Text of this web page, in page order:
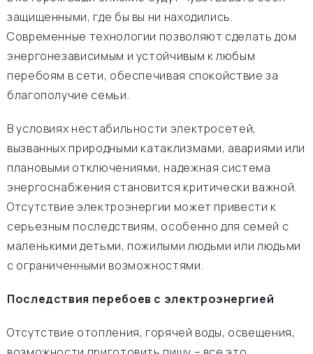
защищенными, где бы вы ни находились.
Современные технологии позволяют сделать дом
энергонезависимым и устойчивым к любым
перебоям в сети, обеспечивая спокойствие за
благополучие семьи.
В условиях нестабильности электросетей,
вызванных природными катаклизмами, авариями или
плановыми отключениями, надежная система
энергоснабжения становится критически важной.
Отсутствие электроэнергии может привести к
серьезным последствиям, особенно для семей с
маленькими детьми, пожилыми людьми или людьми
с ограниченными возможностями.
Последствия перебоев с электроэнергией
Отсутствие отопления, горячей воды, освещения,